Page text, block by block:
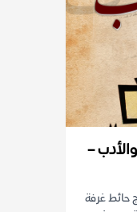
–
حائط غرفة